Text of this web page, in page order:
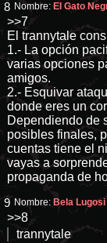
8 Nombre: El Gato
>>7
El trannytale
1.- La opción
varias opciones
amigos.
2.- Esquivar
donde eres un
Dependiendo de
posibles finales,
cuentas tiene el
vayas a
propaganda de
9 Nombre: Bela Lugosi
>>8
trannytale